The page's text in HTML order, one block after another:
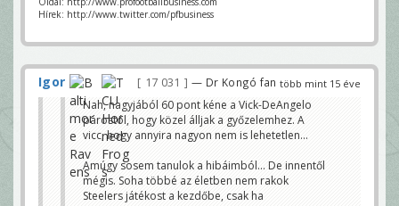
Hírek: http://www.twitter.com/pfbusiness
több mint 15 éve
Igor 17 031 — Dr Kongó fan
Nah, nagyjából 60 pont kéne a Vick-DeAngelo
párostól, hogy közel álljak a győzelemhez. A
vicc, hogy annyira nagyon nem is lehetetlen...
Amúgy sosem tanulok a hibáimból... De innentől
mégis. Soha többé az életben nem rakok
Steelers játékost a kezdőbe, csak ha